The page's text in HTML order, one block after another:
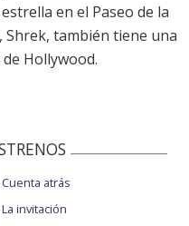
en el Paseo de la
Shrek, también tiene una
Hollywood.
Cuenta atrás
La invitación